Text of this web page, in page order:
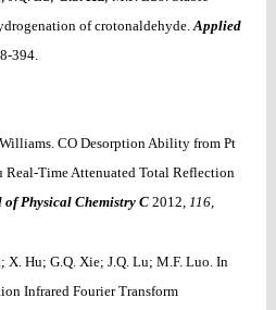
of crotonaldehyde. Applied
394.
CO Desorption Ability from Pt
Real-Time Attenuated Total Reflection
Physical Chemistry C 2012, 116,
X. Hu; G.Q. Xie; J.Q. Lu; M.F. Luo. In
Infrared Fourier Transform